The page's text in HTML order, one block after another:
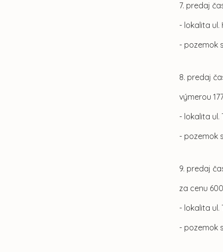
7. predaj
- lokalita ul.
- pozemok
8. predaj
výmerou
- lokalita ul.
- pozemok
9. predaj
za cenu
- lokalita ul.
- pozemok